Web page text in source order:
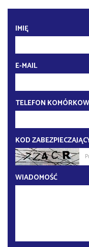
IMIĘ
E-MAIL
TELEFON
KOD
WIADOMOŚĆ